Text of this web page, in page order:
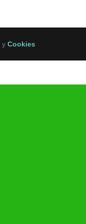
y Cookies